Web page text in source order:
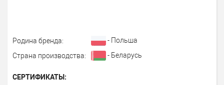
Родина бренда:
- Польша
Страна производства:
- Беларусь
СЕРТИФИКАТЫ: